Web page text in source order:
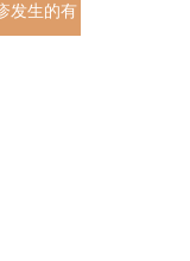
么注意的
发生的有